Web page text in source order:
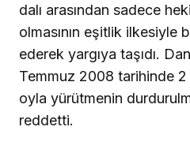
dalı arasından sadece
olmasının eşitlik ilkesiyle
ederek yargıya taşıdı.
Temmuz 2008 tarihinde
oyla yürütmenin
reddetti.